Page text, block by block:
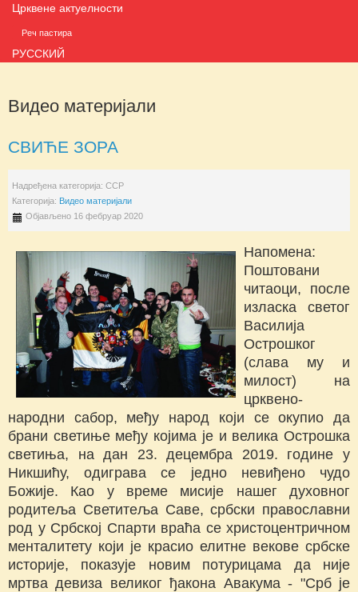
Црквене актуелности
Реч пастира
РУССКИЙ
Видео материјали
СВИЋЕ ЗОРА
Надређена категорија: ССР
Категорија: Видео материјали
Објављено 16 фебруар 2020
Напомена:
Поштовани
читаоци, после
изласка светог
Василија
Острошког
(слава му и
милост) на
црквено-
народни сабор, међу народ који се окупио да
брани светиње међу којима је и велика Острошка
светиња, на дан 23. децембра 2019. године у
Никшићу, одиграва се једно невиђено чудо
Божије. Као у време мисије нашег духовног
родитеља Светитеља Саве, србски православни
род у Србској Спарти враћа се христоцентричном
менталитету који је красио елитне векове србске
историје, показује новим потурицама да није
мртва девиза великог ђакона Авакума - "Срб је